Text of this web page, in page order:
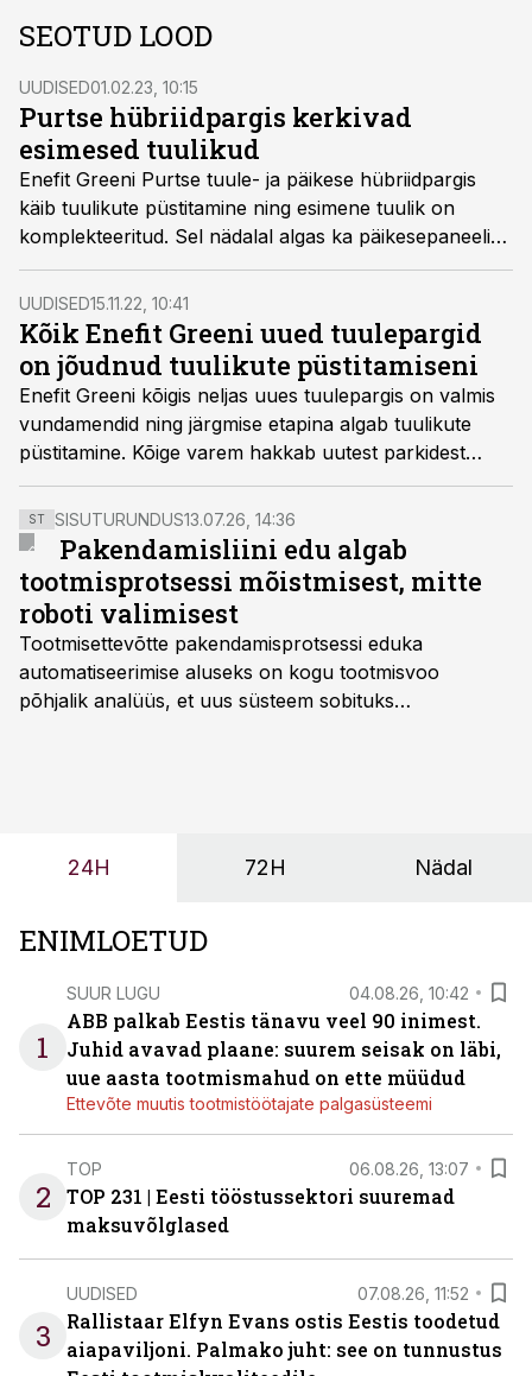
SEOTUD LOOD
UUDISED01.02.23, 10:15
Purtse hübriidpargis kerkivad
esimesed tuulikud
Enefit Greeni Purtse tuule- ja päikese hübriidpargis
käib tuulikute püstitamine ning esimene tuulik on
komplekteeritud. Sel nädalal algas ka päikesepaneelide
paigaldus.
UUDISED15.11.22, 10:41
Kõik Enefit Greeni uued tuulepargid
on jõudnud tuulikute püstitamiseni
Enefit Greeni kõigis neljas uues tuulepargis on valmis
vundamendid ning järgmise etapina algab tuulikute
püstitamine. Kõige varem hakkab uutest parkidest
elektrit tootma Šilale II Leedus, kus on juba püsti 11
tuulikut.
ST SISUTURUNDUS13.07.26, 14:36
Pakendamisliini edu algab
tootmisprotsessi mõistmisest, mitte
roboti valimisest
Tootmisettevõtte pakendamisprotsessi eduka
automatiseerimise aluseks on kogu tootmisvoo
põhjalik analüüs, et uus süsteem sobituks
OÜ tegevjuht Sander Mitendorf.
24H 72H Nädal
ENIMLOETUD
1
SUUR LUGU 04.08.26, 10:42
ABB palkab Eestis tänavu veel 90 inimest.
Juhid avavad plaane: suurem seisak on läbi,
uue aasta tootmismahud on ette müüdud
Ettevõte muutis tootmistöötajate palgasüsteemi
2
TOP 06.08.26, 13:07
TOP 231 | Eesti tööstussektori suuremad
maksuvõlglased
3
UUDISED 07.08.26, 11:52
Rallistaar Elfyn Evans ostis Eestis toodetud
aiapaviljoni. Palmako juht: see on tunnustus